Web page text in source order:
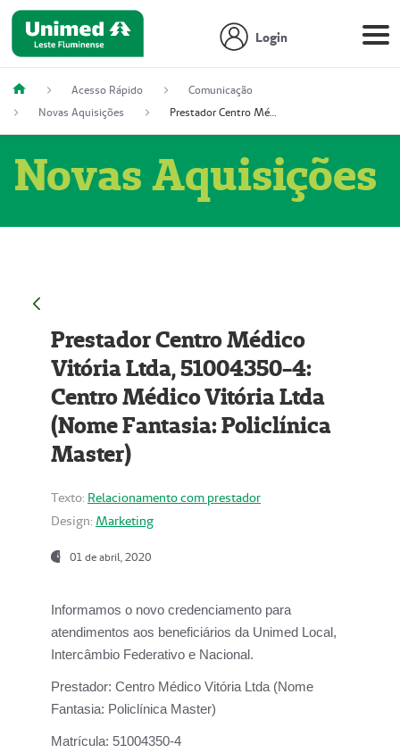
Login
Acesso Rápido
Comunicação
Novas Aquisições
Prestador Centro Médico Vitória Ltda, 51004350-4: Centro Médico Vitória Ltda (Nome Fantasia: Policlínica Master)
Novas Aquisições
Prestador Centro Médico
Vitória Ltda, 51004350-4:
Centro Médico Vitória Ltda
(Nome Fantasia: Policlínica
Master)
Texto: Relacionamento com prestador
Design: Marketing
01 de abril, 2020
Informamos o novo credenciamento para
atendimentos aos beneficiários da Unimed Local,
Intercâmbio Federativo e Nacional.
Prestador: Centro Médico Vitória Ltda (Nome
Fantasia: Policlínica Master)
Matrícula: 51004350-4